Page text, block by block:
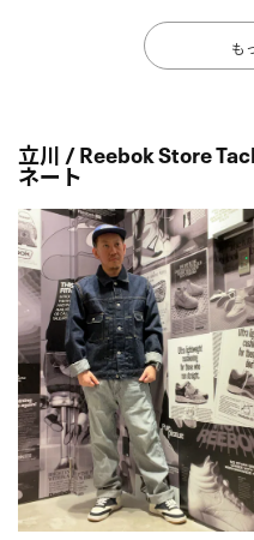
も
立川 / Reebok Store
ネート